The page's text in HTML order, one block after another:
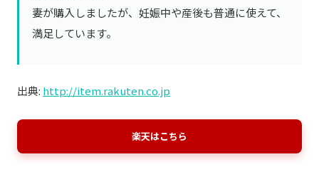
妻が購入しましたが、妊娠中や産後も普通に使えて、
満足しています。
出典: http://item.rakuten.co.jp
楽天はこちら